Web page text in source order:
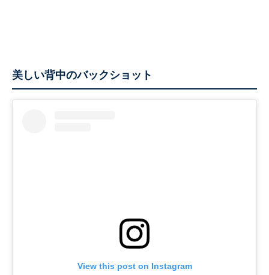
美しい背中のバックショット
View this post on Instagram